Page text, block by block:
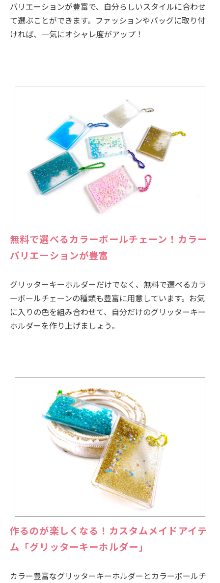
バリエーションが豊富で、自分らしいスタイルに合わせ
て選ぶことができます。ファッションやバッグに取り付
ければ、一気にオシャレ度がアップ！
無料で選べるカラーボールチェーン！カラー
バリエーションが豊富
グリッターキーホルダーだけでなく、無料で選べるカラ
ーボールチェーンの種類も豊富に用意しています。お気
に入りの色を組み合わせて、自分だけのグリッターキー
ホルダーを作り上げましょう。
作るのが楽しくなる！カスタムメイドアイテ
ム「グリッターキーホルダー」
カラー豊富なグリッターキーホルダーとカラーボールチ